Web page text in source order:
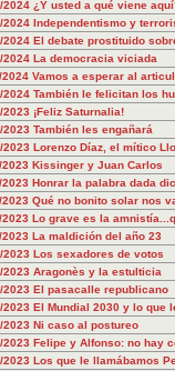
2024 ¿Y usted a qué viene
2024 Independentismo y
2024 El debate prostituido
2024 La democracia viciada
2024 Vamos a esperar al
2024 También le felicitan los
2023 ¡Feliz Saturnalia!
2023 También les engañará
2023 Lorenzo Díaz, el mítico
2023 Kissinger y Juan Carlos
2023 Honrar la palabra dada
2023 Qué no bonito solar nos
2023 Lo grave es la
2023 La maldición del año 23
2023 Los sexadores de votos
2023 Aragonès y la estulticia
2023 El pasacalle republicano
2023 El Mundial 2030 y lo que
2023 Ni caso al postureo
2023 Felipe y Alfonso: no hay
2023 Los que le llamábamos